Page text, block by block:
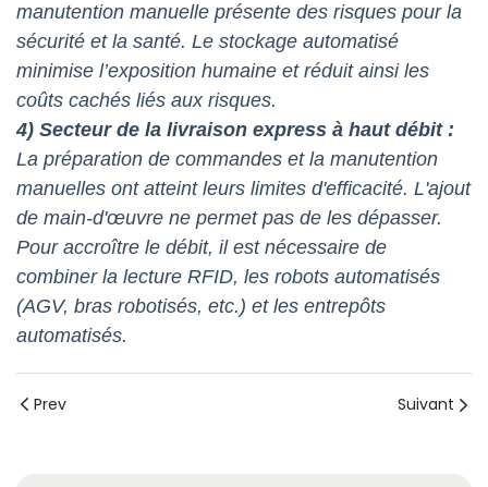
manutention manuelle présente des risques pour la
sécurité et la santé. Le stockage automatisé
minimise l’exposition humaine et réduit ainsi les
coûts cachés liés aux risques.
4) Secteur de la livraison express à haut débit :
La préparation de commandes et la manutention
manuelles ont atteint leurs limites d'efficacité. L'ajout
de main-d'œuvre ne permet pas de les dépasser.
Pour accroître le débit, il est nécessaire de
combiner la lecture RFID, les robots automatisés
(AGV, bras robotisés, etc.) et les entrepôts
automatisés.
Prev Suivant